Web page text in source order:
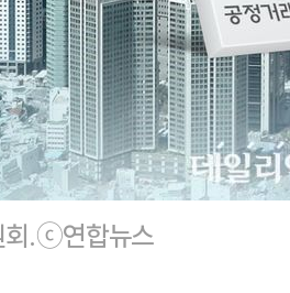
회.ⓒ연합뉴스